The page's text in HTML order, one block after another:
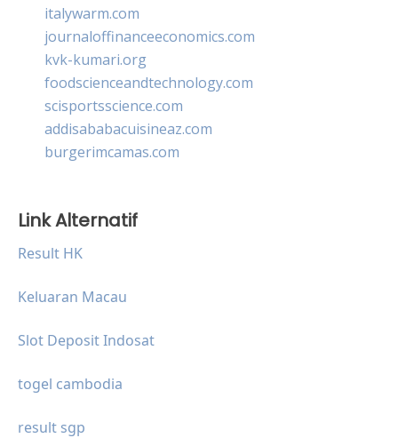
italywarm.com
journaloffinanceeconomics.com
kvk-kumari.org
foodscienceandtechnology.com
scisportsscience.com
addisababacuisineaz.com
burgerimcamas.com
Link Alternatif
Result HK
Keluaran Macau
Slot Deposit Indosat
togel cambodia
result sgp